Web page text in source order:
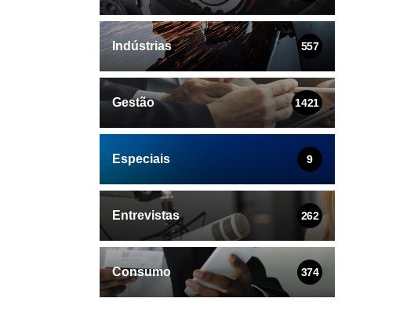
Indústrias 557
Gestão 1421
Especiais 9
Entrevistas 262
Consumo 374